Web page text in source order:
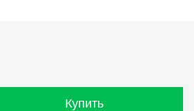
Купить